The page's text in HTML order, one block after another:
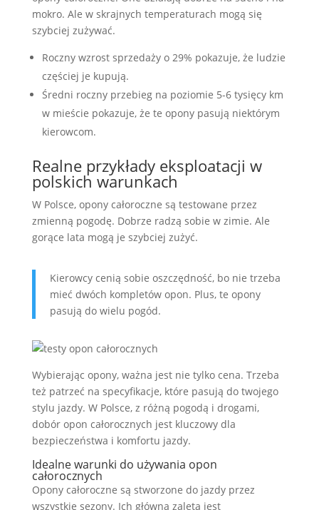
mokro. Ale w skrajnych temperaturach mogą się
szybciej zużywać.
Roczny wzrost sprzedaży o 29% pokazuje, że ludzie
częściej je kupują.
Średni roczny przebieg na poziomie 5-6 tysięcy km
w mieście pokazuje, że te opony pasują niektórym
kierowcom.
Realne przykłady eksploatacji w
polskich warunkach
W Polsce, opony całoroczne są testowane przez
zmienną pogodę. Dobrze radzą sobie w zimie. Ale
gorące lata mogą je szybciej zużyć.
Kierowcy cenią sobie oszczędność, bo nie trzeba
mieć dwóch kompletów opon. Plus, te opony
pasują do wielu pogód.
Wybierając opony, ważna jest nie tylko cena. Trzeba
też patrzeć na specyfikacje, które pasują do twojego
stylu jazdy. W Polsce, z różną pogodą i drogami,
dobór opon całorocznych jest kluczowy dla
bezpieczeństwa i komfortu jazdy.
Idealne warunki do używania opon
całorocznych
Opony całoroczne są stworzone do jazdy przez
wszystkie sezony. Ich główną zaletą jest